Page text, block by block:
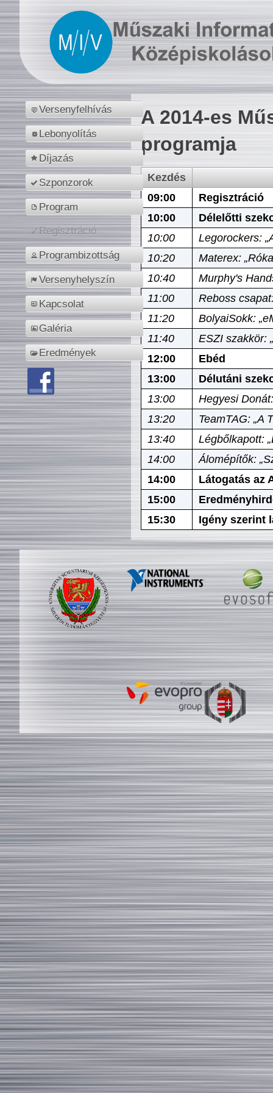
Versenyfelhívás
Lebonyolítás
Díjazás
Szponzorok
Program
Regisztráció
Programbizottság
Versenyhelyszín
Kapcsolat
Galéria
Eredmények
A 2014-es
programja
Kezdés
09:00
Regisztráció
10:00
Délelőtti
10:00
Legorockers:
10:20
Materex:
10:40
Murphy's
11:00
Reboss
11:20
BolyaiSokk:
11:40
ESZI szakkör:
12:00
Ebéd
13:00
Délutáni
13:00
Hegyesi
13:20
TeamTAG: „A
13:40
Légbőlkapott:
14:00
Álomépítők:
14:00
Látogatás az
15:00
15:30
Igény szerint